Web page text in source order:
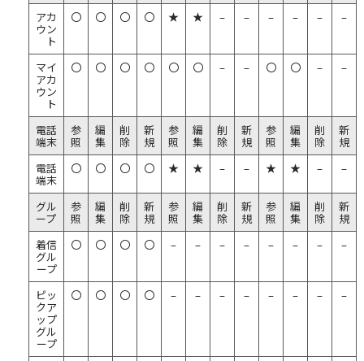
アカ
ウン
ト
〇 〇 〇 〇 ★ ★ – – – – – –
マイ
アカ
ウン
ト
〇 〇 〇 〇 〇 〇 – – 〇 〇 – –
電話
端末
参
照
編
集
削
除
新
規
参
照
編
集
削
除
新
規
参
照
編
集
削
除
新
規
電話
端末
〇 〇 〇 〇 ★ ★ – – ★ ★ – –
グル
ープ
参
照
編
集
削
除
新
規
参
照
編
集
削
除
新
規
参
照
編
集
削
除
新
規
着信
グル
ープ
〇 〇 〇 〇 – – – – – – – –
ピッ
クア
ップ
グル
ープ
〇 〇 〇 〇 – – – – – – – –